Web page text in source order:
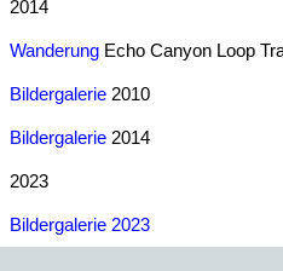
2014
Wanderung Echo Canyon
Bildergalerie 2010
Bildergalerie 2014
2023
Bildergalerie 2023